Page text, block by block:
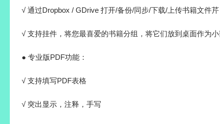
√ 通过Dropbox / GDrive 打开/备份/同步/下载/上传书籍文件芹
√ 支持挂件，将您最喜爱的书籍分组，将它们放到桌面作为
● 专业版PDF功能：
√ 支持填写PDF表格
√ 突出显示，注释，手写